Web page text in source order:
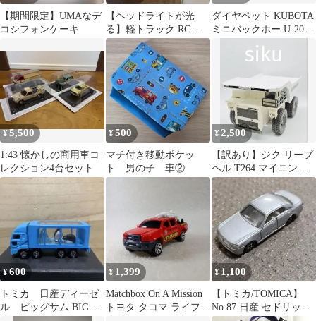
【期間限定】UMAなデ
コシフォンケーキ
【ヘッドライトが光
る】軽トラック RC
Rev.2 ラジコン（新品・
未開封）
ダイヤペット KUBOTA
ミニバックホー U-20
¥5,500
1:43 懐かしの商用車コ
レクション4台セット
¥500
マチ付き移動ポケッ
ト 男の子 車②
¥2,500
【訳あり】ジク リープ
ヘル T264 マイニング
トラック ミニカー
¥600
トミカ 日産ディーゼ
ル ビッグサム BIG
¥ 1,399
Matchbox On A Mission
トヨタ タコマ ライフガ
¥1,100
【トミカ/TOMICA】
No.87 日産 セドリック